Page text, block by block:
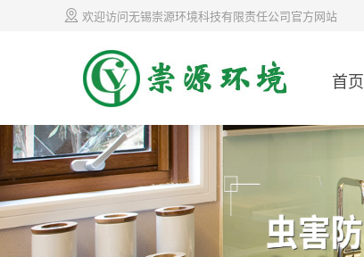
欢迎访问无锡崇源环境科技有限责任公司官方网站
首页